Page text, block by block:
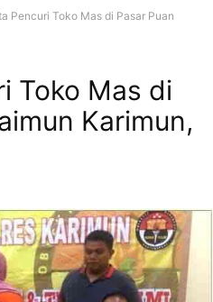
Pencuri Toko Mas di Pasar Puan
Toko Mas di
Karimun,